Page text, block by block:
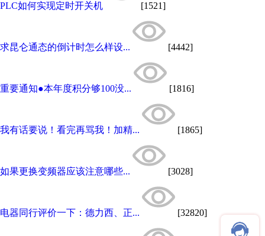
PLC如何实现定时开关机 [1521]
求昆仑通态的倒计时怎么样设... [4442]
重要通知●本年度积分够100没... [1816]
我有话要说！看完再骂我！加精... [1865]
如果更换变频器应该注意哪些... [3028]
电器同行评价一下：德力西、正... [32820]